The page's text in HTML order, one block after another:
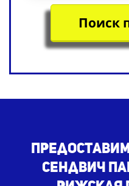
Поиск
сендвич